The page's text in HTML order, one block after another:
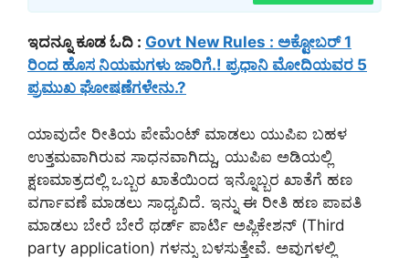
ಇದನ್ನೂ ಕೂಡ ಓದಿ : Govt New Rules : ಅಕ್ಟೋಬರ್ 1
ರಿಂದ ಹೊಸ ನಿಯಮಗಳು ಜಾರಿಗೆ.! ಪ್ರಧಾನಿ ಮೋದಿಯವರ 5
ಪ್ರಮುಖ ಘೋಷಣೆಗಳೇನು.?
ಯಾವುದೇ ರೀತಿಯ ಪೇಮೆಂಟ್ ಮಾಡಲು ಯುಪಿಐ ಬಹಳ
ಉತ್ತಮವಾಗಿರುವ ಸಾಧನವಾಗಿದ್ದು, ಯುಪಿಐ ಅಡಿಯಲ್ಲಿ
ಕ್ಷಣಮಾತ್ರದಲ್ಲಿ ಒಬ್ಬರ ಖಾತೆಯಿಂದ ಇನ್ನೊಬ್ಬರ ಖಾತೆಗೆ ಹಣ
ವರ್ಗಾವಣೆ ಮಾಡಲು ಸಾಧ್ಯವಿದೆ. ಇನ್ನು ಈ ರೀತಿ ಹಣ ಪಾವತಿ
ಮಾಡಲು ಬೇರೆ ಬೇರೆ ಥರ್ಡ್ ಪಾರ್ಟಿ ಅಪ್ಲಿಕೇಶನ್ (Third
party application) ಗಳನ್ನು ಬಳಸುತ್ತೇವೆ. ಅವುಗಳಲ್ಲಿ